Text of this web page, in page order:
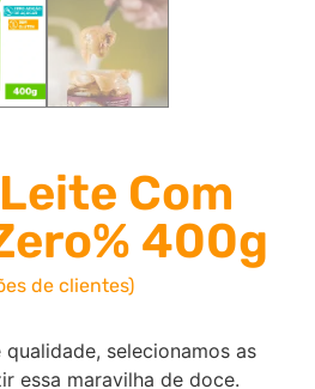
Com
400g
de clientes)
selecionamos as
essa maravilha de doce.